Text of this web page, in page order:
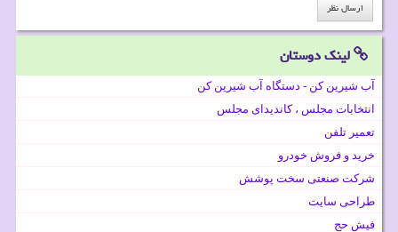
لینک دوستان
آب شیرین کن - دستگاه آب شیرین کن
انتخابات مجلس ، کاندیدای مجلس
تعمیر تلفن
خرید و فروش خودرو
شرکت صنعتی سخت پوشش
طراحی سایت
فیش حج